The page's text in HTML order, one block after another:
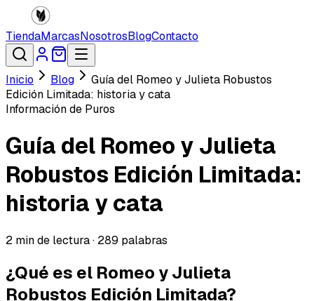
TiendaMarcasNosotrosBlogContacto
Inicio Blog
Guía del Romeo y Julieta Robustos
Edición Limitada: historia y cata
Información de Puros
Guía del Romeo y Julieta
Robustos Edición Limitada:
historia y cata
2 min de lectura · 289 palabras
¿Qué es el Romeo y Julieta
Robustos Edición Limitada?